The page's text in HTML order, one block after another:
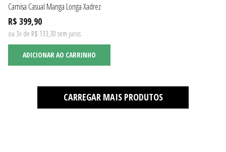
Camisa Casual Manga Longa Xadrez
R$ 399,90
ou 3x de R$ 133,30 sem juros
ADICIONAR AO CARRINHO
CARREGAR MAIS PRODUTOS